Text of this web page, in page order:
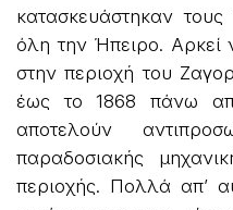
κατασκευάστηκαν
όλη την Ήπειρο. Αρκεί
στην περιοχή του
έως το 1868 πάνω
αποτελούν
παραδοσιακής
περιοχής. Πολλά απ’